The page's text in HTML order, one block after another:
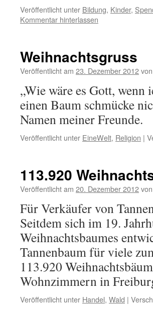
Veröffentlicht unter Bildung, Kinder,
Kommentar hinterlassen
Weihnachtsgruss
Veröffentlicht am 23. Dezember 2012von
„Wie wäre es Gott, wenn
einen Baum schmücke
Namen meiner Freunde.
Veröffentlicht unter EineWelt, Religion |
113.920
Veröffentlicht am 20. Dezember 2012von
Für Verkäufer von
Seitdem sich im 19.
Weihnachtsbaumes
Tannenbaum für viele
113.920
Wohnzimmern in
Veröffentlicht unter Handel, Wald |